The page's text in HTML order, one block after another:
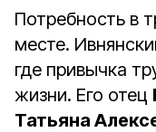
Потребность в
месте.
где привычка
жизни. Его отец
Татьяна